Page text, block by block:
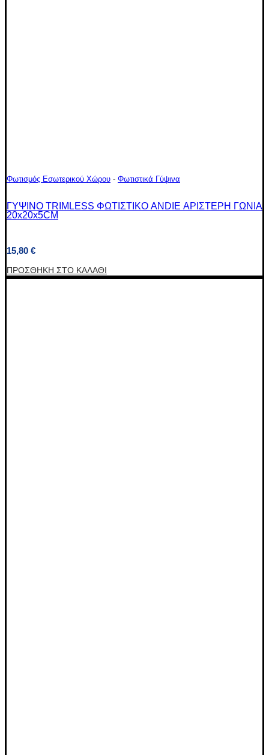
Φωτισμός Εσωτερικού Χώρου - Φωτιστικά Γύψινα
ΓΥΨΙΝΟ TRIMLESS ΦΩΤΙΣΤΙΚΟ ANDIE ΑΡΙΣΤΕΡΗ ΓΩΝΙΑ
20x20x5CM
15,80 €
ΠΡΟΣΘΉΚΗ ΣΤΟ ΚΑΛΆΘΙ